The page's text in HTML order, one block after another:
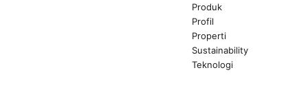
Produk
Profil
Properti
Sustainability
Teknologi